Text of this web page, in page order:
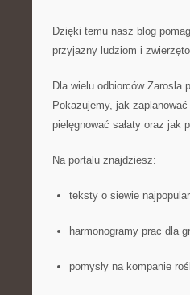
Dzięki temu nasz blog
przyjazny ludziom i
Dla wielu odbiorców
Pokazujemy, jak
pielęgnować sałaty oraz jak
Na portalu znajdziesz:
teksty o siewie
harmonogramy prac dla
pomysły na kompanie